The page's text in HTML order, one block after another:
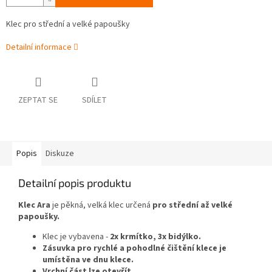
Klec pro střední a velké papoušky
Detailní informace
ZEPTAT SE SDÍLET
Popis Diskuze
Detailní popis produktu
Klec Ara je pěkná, velká klec určená pro střední až velké
papoušky.
Klec je vybavena - 2x krmítko, 3x bidýlko.
Zásuvka pro rychlé a pohodlné čištění klece je
umístěna ve dnu klece.